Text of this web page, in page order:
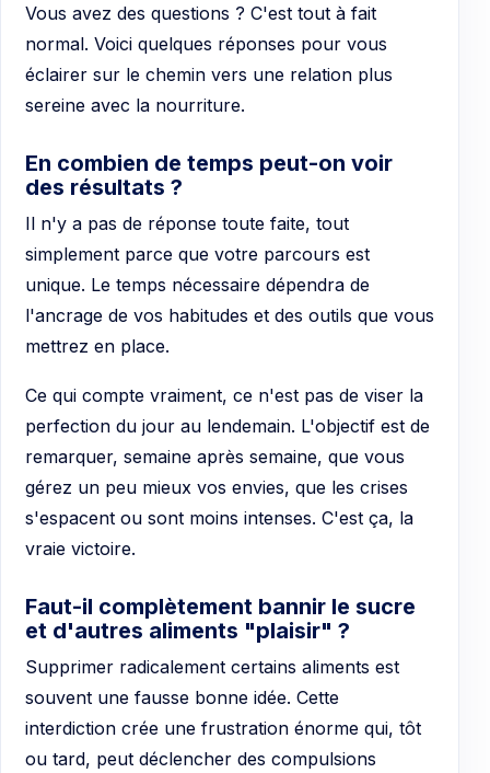
Vous avez des questions ? C'est tout à fait
normal. Voici quelques réponses pour vous
éclairer sur le chemin vers une relation plus
sereine avec la nourriture.
En combien de temps peut-on voir
des résultats ?
Il n'y a pas de réponse toute faite, tout
simplement parce que votre parcours est
unique. Le temps nécessaire dépendra de
l'ancrage de vos habitudes et des outils que vous
mettrez en place.
Ce qui compte vraiment, ce n'est pas de viser la
perfection du jour au lendemain. L'objectif est de
remarquer, semaine après semaine, que vous
gérez un peu mieux vos envies, que les crises
s'espacent ou sont moins intenses. C'est ça, la
vraie victoire.
Faut-il complètement bannir le sucre
et d'autres aliments "plaisir" ?
Supprimer radicalement certains aliments est
souvent une fausse bonne idée. Cette
interdiction crée une frustration énorme qui, tôt
ou tard, peut déclencher des compulsions